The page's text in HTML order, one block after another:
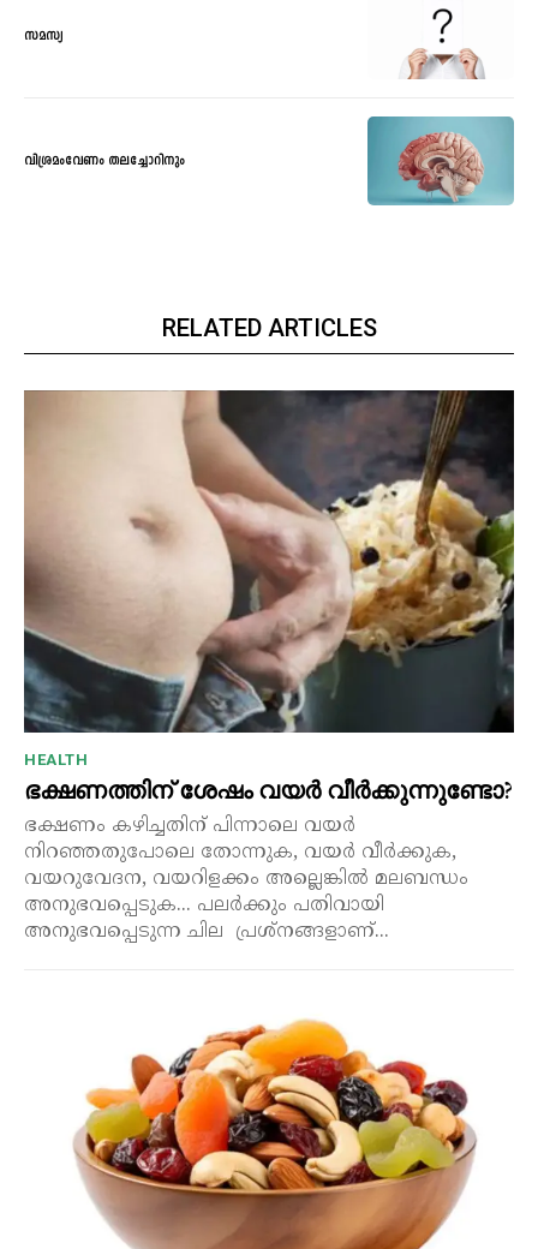
സമസ്യ
വിശ്രമംവേണം തലച്ചോറിനും
RELATED ARTICLES
HEALTH
ഭക്ഷണത്തിന് ശേഷം വയർ വീർക്കുന്നുണ്ടോ?
ഭക്ഷണം കഴിച്ചതിന് പിന്നാലെ വയർ
നിറഞ്ഞതുപോലെ തോന്നുക, വയർ വീർക്കുക,
വയറുവേദന, വയറിളക്കം അല്ലെങ്കിൽ മലബന്ധം
അനുഭവപ്പെടുക... പലർക്കും പതിവായി
അനുഭവപ്പെടുന്ന ചില പ്രശ്നങ്ങളാണ്...